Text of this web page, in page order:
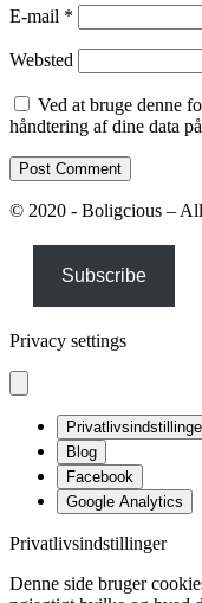
E-mail *
Websted
Ved at bruge denne
håndtering af dine data
© 2020 - Boligcious –
Subscribe
Privacy settings
Blog
Facebook
Google Analytics
Privatlivsindstillinger
Denne side bruger